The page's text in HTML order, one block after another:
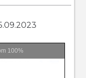
100%